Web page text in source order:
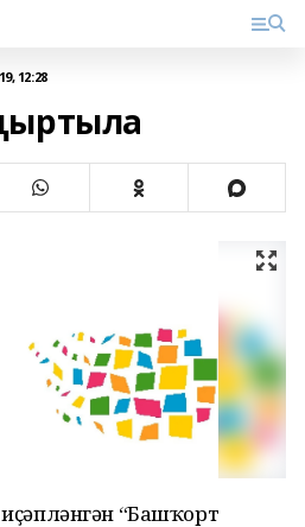
12:28
“Башҡорт